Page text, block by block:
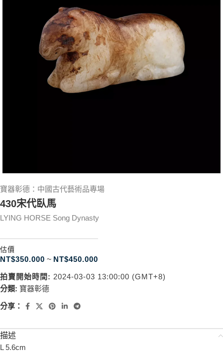
寶器彰德：中國古代藝術品專場
430宋代臥馬
LYING HORSE Song Dynasty
估價
NT$350.000 ~ NT$450.000
拍賣開始時間: 2024-03-03 13:00:00 (GMT+8)
分類: 寶器彰德
分享：
描述
L 5.6cm